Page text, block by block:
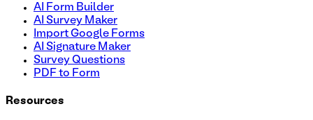
AI Form Builder
AI Survey Maker
Import Google Forms
AI Signature Maker
Survey Questions
PDF to Form
Resources